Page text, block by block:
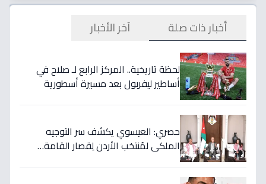
أخبار ذات صلة آخر الأخبار
لحظة تاريخية.. المركز الرابع لـ صلاح في
أساطير ليفربول بعد مسيرة أسطورية
حصري: العيسوي يكشف سر التوجيه
الملكي لمُنتخب الأردن لِقصار القامة…